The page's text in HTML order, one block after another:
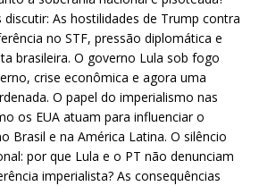
As hostilidades de Trump contra
no STF, pressão diplomática e
brasileira. O governo Lula sob fogo
crise econômica e agora uma
O papel do imperialismo nas
os EUA atuam para influenciar o
Brasil e na América Latina. O silêncio
por que Lula e o PT não denunciam
imperialista? As consequências